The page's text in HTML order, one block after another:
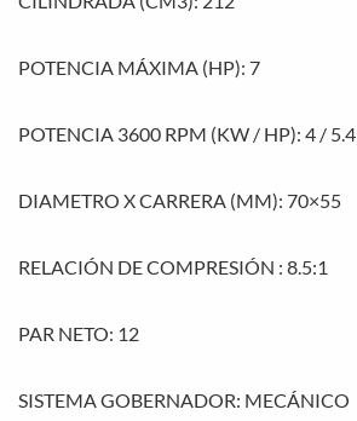
POTENCIA MÁXIMA (HP): 7
POTENCIA 3600 RPM (KW / HP): 4 / 5.4
DIAMETRO X CARRERA (MM): 70×55
RELACIÓN DE COMPRESIÓN : 8.5:1
PAR NETO: 12
SISTEMA GOBERNADOR: MECÁNICO